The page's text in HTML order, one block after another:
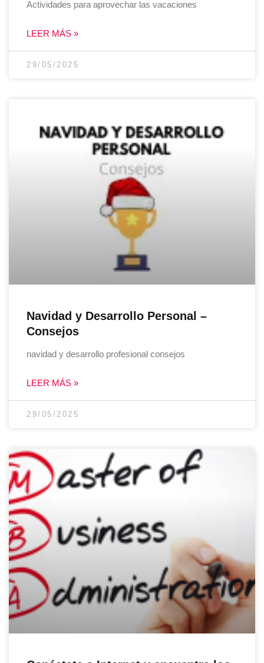
Actividades para aprovechar las vacaciones
LEER MÁS »
29/05/2025
Navidad y Desarrollo Personal –
Consejos
navidad y desarrollo profesional consejos
LEER MÁS »
29/05/2025